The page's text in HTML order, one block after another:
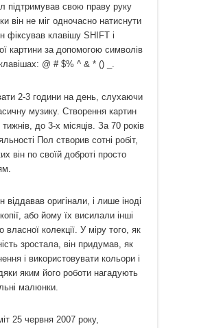
підтримував свою праву руку
він не міг одночасно натиснути
фіксував клавішу SHIFT і
картини за допомогою символів
@ # $% ^ & * () _.
2-3 години на день, слухаючи
музику. Створення картин
до 3-х місяців. За 70 років
Пол створив сотні робіт,
він по своїй доброті просто
віддавав оригінали, і лише іноді
або йому їх висилали інші
колекції. У міру того, як
зростала, він придумав, як
і використовувати кольори і
яким його роботи нагадують
малюнки.
25 червня 2007 року,